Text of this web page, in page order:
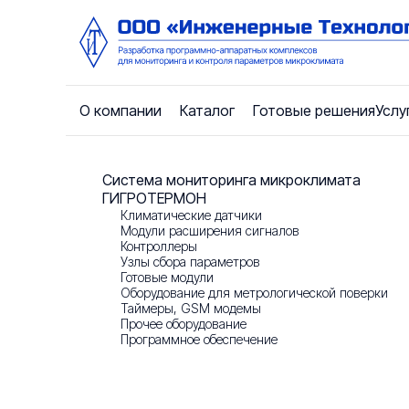
О компании Каталог Готовые решения
О компании
Новости
Контакты
Отзывы
Система мониторинга микроклимата
ГИГРОТЕРМОН
Климатические датчики
Модули расширения сигналов
Контроллеры
Узлы сбора параметров
Готовые модули
Оборудование для метрологической поверки
Таймеры, GSM модемы
Прочее оборудование
Программное обеспечение
Главная / Каталог / Система мониторинга